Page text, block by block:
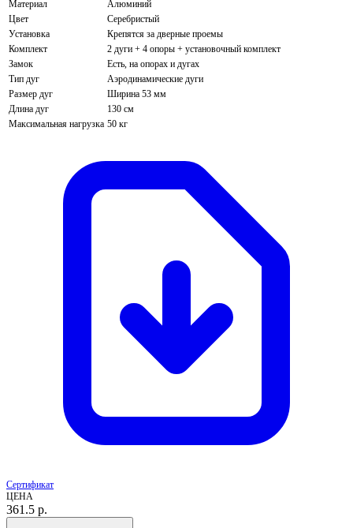
Материал
Алюминий
Цвет
Серебристый
Установка
Крепятся за дверные проемы
Комплект
2 дуги + 4 опоры + установочный комплект
Замок
Есть, на опорах и дугах
Тип дуг
Аэродинамические дуги
Размер дуг
Ширина 53 мм
Длина дуг
130 см
Максимальная нагрузка 50 кг
Сертификат
ЦЕНА
361.5 р.